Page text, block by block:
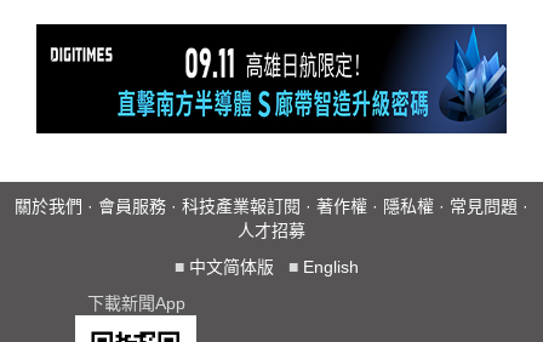
關於我們 · 會員服務 · 科技產業報訂閱 · 著作權 · 隱私權 · 常見問題 ·
人才招募
■ 中文简体版 ■ English
下載新聞App